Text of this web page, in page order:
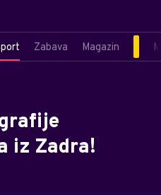
Zabava Magazin
iz Zadra!